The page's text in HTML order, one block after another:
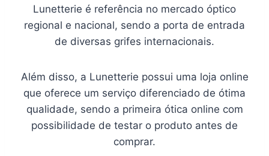
Lunetterie é referência no mercado óptico
regional e nacional, sendo a porta de entrada
de diversas grifes internacionais.
Além disso, a Lunetterie possui uma loja online
que oferece um serviço diferenciado de ótima
qualidade, sendo a primeira ótica online com
possibilidade de testar o produto antes de
comprar.